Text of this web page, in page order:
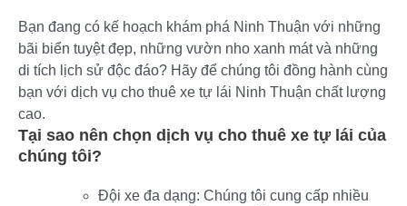
Bạn đang có kế hoạch khám phá Ninh Thuận với những
bãi biển tuyệt đẹp, những vườn nho xanh mát và những
di tích lịch sử độc đáo? Hãy để chúng tôi đồng hành cùng
bạn với dịch vụ cho thuê xe tự lái Ninh Thuận chất lượng
cao.
Tại sao nên chọn dịch vụ cho thuê xe tự lái của
chúng tôi?
Đội xe đa dạng: Chúng tôi cung cấp nhiều